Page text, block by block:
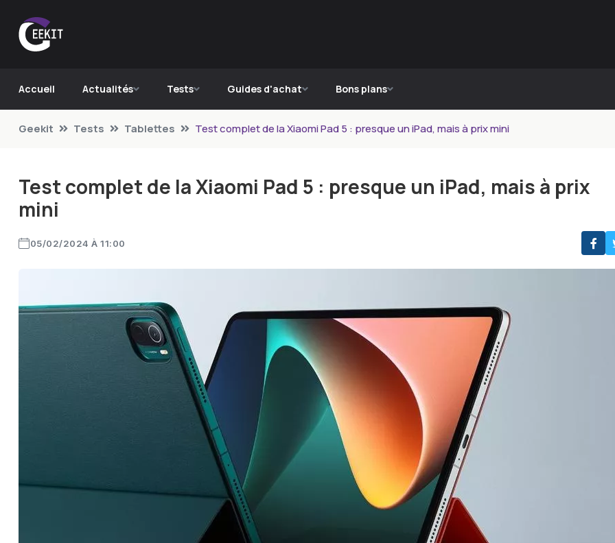
Accueil Actualités Tests Guides d'achat Bons plans
Geekit Tests Tablettes Test complet de la Xiaomi Pad 5 : presque un iPad, mais à prix mini
Test complet de la Xiaomi Pad 5 : presque un iPad, mais à prix
mini
05/02/2024 À 11:00